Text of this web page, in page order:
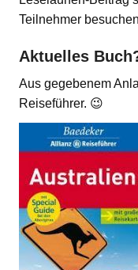
Teilnehmer
Aktuelles
Aus gegebenem
Reiseführer. 😉